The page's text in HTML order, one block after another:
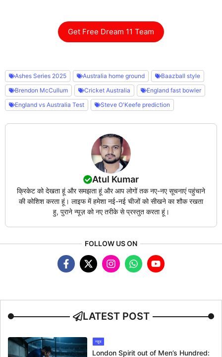
Get Free Dream 11 Team
Ashes Series 2025 Australia home ground
Baazball style
Brendon McCullum
Cricket Australia
England fast bowler
England vs Australia Test
Steve O'Keefe prediction
Atul Kumar
क्रिकेट को देखता हूं और समझता हूं और आप लोगों तक नए-नए सूचनाएं पहुंचाने
की कोशिश करता हूं। लाइफ में हमेशा नई-नई चीजों को सीखने का शौक रखता
हु, पुराने न्यूज़ को नए तरीके से प्रस्तुत करता हूं।
FOLLOW US ON
LATEST POST
न्यूज
London Spirit out of Men’s Hundred: